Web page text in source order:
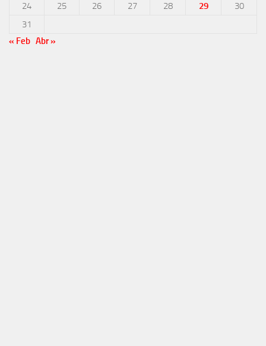
24
25 26 27 28 29
30
31
« Feb Abr »